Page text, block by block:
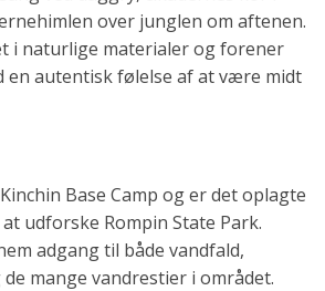
over junglen om aftenen.
i naturlige materialer og forener
en autentisk følelse af at være midt
Base Camp og er det oplagte
udforske Rompin State Park.
adgang til både vandfald,
mange vandrestier i området.